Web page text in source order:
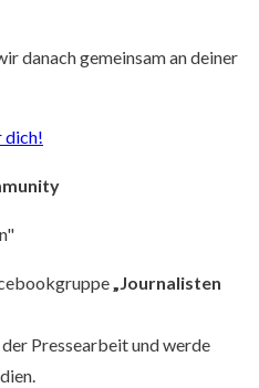
danach gemeinsam an deiner
dich!
„Journalisten
Pressearbeit und werde